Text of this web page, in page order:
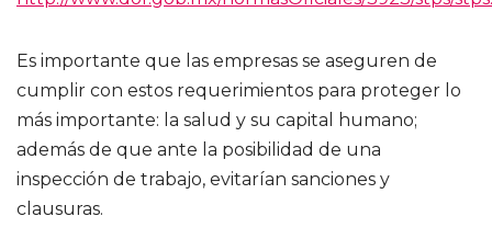
Es importante que las empresas se aseguren de
cumplir con estos requerimientos para proteger lo
más importante: la salud y su capital humano;
además de que ante la posibilidad de una
inspección de trabajo, evitarían sanciones y
clausuras.